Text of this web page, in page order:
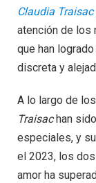
Claudia
atención de los
que han
discreta y
A lo largo de
Traisachan
especiales, y
el 2023, los
amor ha